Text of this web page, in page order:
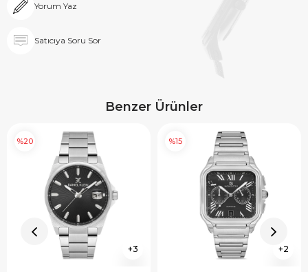
Yorum Yaz
Satıcıya Soru Sor
Benzer Ürünler
3
%20
2
%15